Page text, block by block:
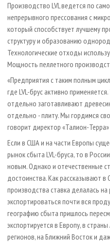
Производство LVL ведется по
непрерывного прессования с
который способствует лучшему
структуру и образованию
Технологические отходы
Мощность пеллетного
«Предприятия с таким полным
где LVL-брус активно
отдельно заготавливают
отдельно - плиту. Мы гордимся
говорит директор «Талион-
Если в США и на части Европы
рынок сбыта LVL-бруса, то в
новым. Однако и отечественные
достоинства. Как рассказывают
производства ставка делалась
экспортироваться почти вся
географию сбыта пришлось
экспортируется в Европу, в
регионов, на Ближний Восток и